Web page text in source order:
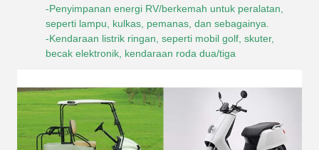
-Penyimpanan energi RV/berkemah untuk peralatan,
seperti lampu, kulkas, pemanas, dan sebagainya.
-Kendaraan listrik ringan, seperti mobil golf, skuter,
becak elektronik, kendaraan roda dua/tiga